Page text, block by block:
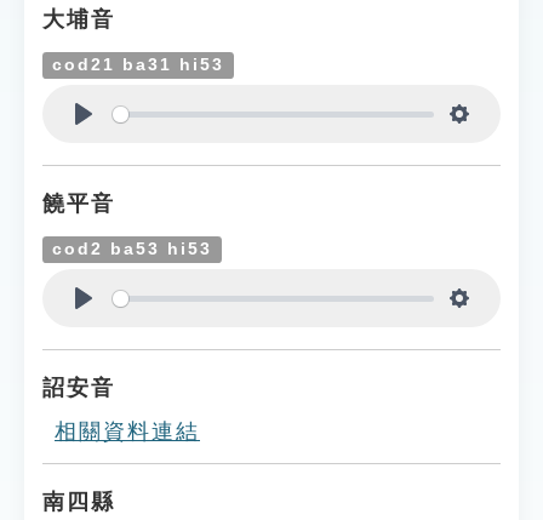
大埔音
cod21 ba31 hi53
饒平音
cod2 ba53 hi53
詔安音
相關資料連結
南四縣